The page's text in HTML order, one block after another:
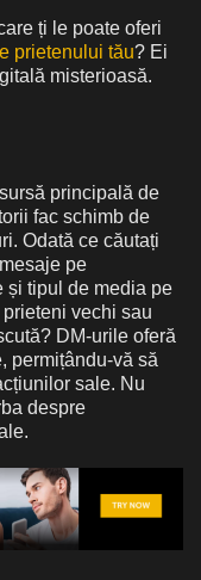
ți le poate oferi
prietenului tău? Ei
misterioasă.
principală de
fac schimb de
Odată ce căutați
pe
și tipul de media pe
vechi sau
DM-urile oferă
permițându-vă să
sale. Nu
despre